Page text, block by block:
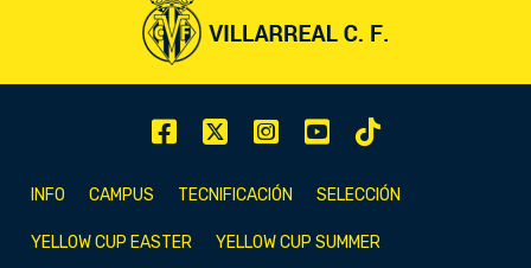
INFO CAMPUS TECNIFICACIÓN SELECCIÓN
YELLOW CUP EASTER YELLOW CUP SUMMER